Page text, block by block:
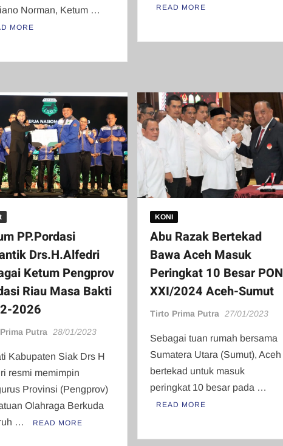
Norman, Ketum …
MORE
READ MORE
PP.Pordasi
Drs.H.Alfedri
Ketum Pengprov
Riau Masa Bakti
2026
Putra 28/01/2023
Kabupaten Siak Drs H
resmi memimpin
Provinsi (Pengprov)
Olahraga Berkuda
…
READ MORE
KONI
Abu Razak Bertekad
Bawa Aceh Masuk
Peringkat 10 Besar PON
XXI/2024 Aceh-Sumut
Tirto Prima Putra 27/01/2023
Sebagai tuan rumah bersama
Sumatera Utara (Sumut), Aceh
bertekad untuk masuk
peringkat 10 besar pada …
READ MORE